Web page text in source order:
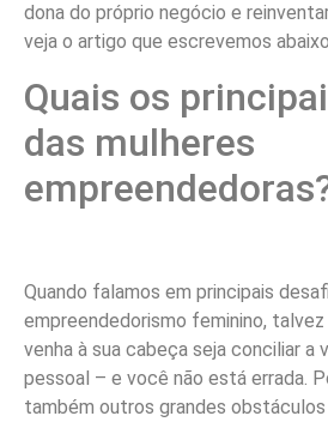
dona do próprio negócio e
veja o artigo que escrevemos
Quais os
das mulheres
Quando falamos em principais
empreendedorismo feminino, talvez
venha à sua cabeça seja conciliar a
pessoal – e você não está errada.
também outros grandes obstáculos